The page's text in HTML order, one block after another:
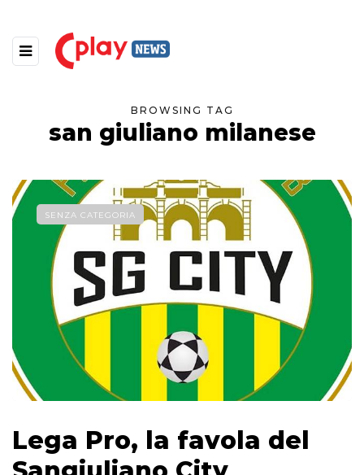
BROWSING TAG
san giuliano milanese
SENZA CATEGORIA
Lega Pro, la favola del